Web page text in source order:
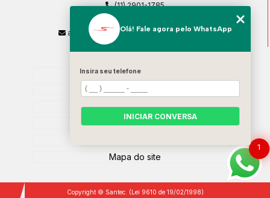
(11) 2901-1785
(11) 99239-1832
atendimento@santeccopiadoras.com.br
Home
Empresa
SERVIÇOS
Contato
Mapa do site
Copyright © Santec. (Lei 9610 de 19/02/1998)
1
Olá! Fale agora pelo WhatsApp
Insira seu telefone
INICIAR CONVERSA